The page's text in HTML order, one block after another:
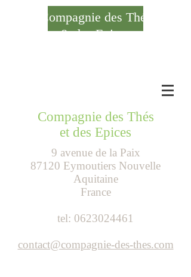
Compagnie des Thés
& des Epices
Compagnie des Thés
et des Epices
9 avenue de la Paix
87120 Eymoutiers Nouvelle
Aquitaine
France
tel: 0623024461
contact@compagnie-des-thes.com